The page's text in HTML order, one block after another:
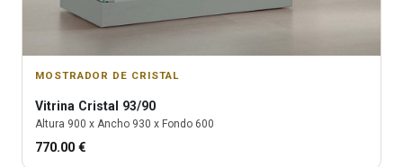
MOSTRADOR DE CRISTAL
Vitrina Cristal 93/90
Altura 900 x Ancho 930 x Fondo 600
770.00 €